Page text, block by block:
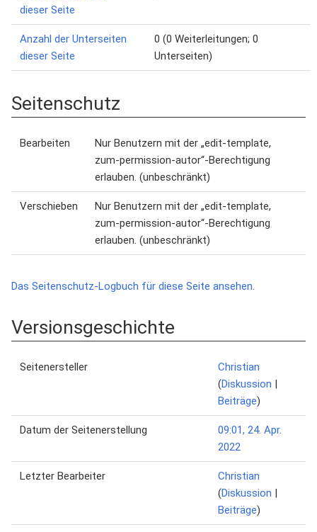
dieser Seite
Anzahl der Unterseiten
dieser Seite
0 (0 Weiterleitungen; 0
Unterseiten)
Seitenschutz
Bearbeiten
Nur Benutzern mit der „edit-template,
zum-permission-autor“-Berechtigung
erlauben. (unbeschränkt)
Verschieben
Nur Benutzern mit der „edit-template,
zum-permission-autor“-Berechtigung
erlauben. (unbeschränkt)
Das Seitenschutz-Logbuch für diese Seite ansehen.
Versionsgeschichte
Seitenersteller
Christian
(Diskussion |
Beiträge)
Datum der Seitenerstellung
09:01, 24. Apr.
2022
Letzter Bearbeiter
Christian
(Diskussion |
Beiträge)